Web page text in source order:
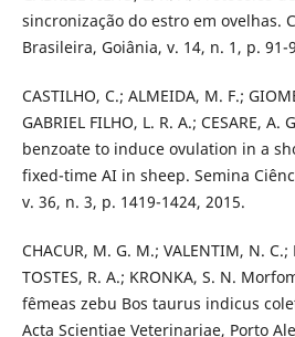
sincronização do estro em ovelhas.
Brasileira, Goiânia, v. 14, n. 1, p. 91-
CASTILHO, C.; ALMEIDA, M. F.;
GABRIEL FILHO, L. R. A.; CESARE,
benzoate to induce ovulation in a
fixed-time AI in sheep. Semina
v. 36, n. 3, p. 1419-1424, 2015.
CHACUR, M. G. M.; VALENTIM, N.
TOSTES, R. A.; KRONKA, S. N.
fêmeas zebu Bos taurus indicus
Acta Scientiae Veterinariae, Porto